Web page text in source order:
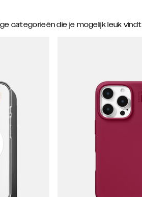
categorieën die je mogelijk leuk vindt